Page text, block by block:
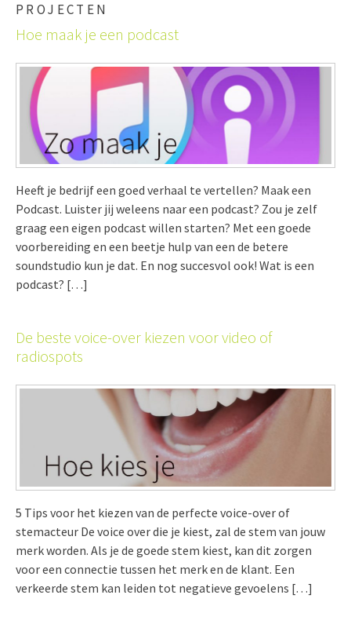
PROJECTEN
Hoe maak je een podcast
Heeft je bedrijf een goed verhaal te vertellen? Maak een
Podcast. Luister jij weleens naar een podcast? Zou je zelf
graag een eigen podcast willen starten? Met een goede
voorbereiding en een beetje hulp van een de betere
soundstudio kun je dat. En nog succesvol ook! Wat is een
podcast? […]
De beste voice-over kiezen voor video of
radiospots
5 Tips voor het kiezen van de perfecte voice-over of
stemacteur De voice over die je kiest, zal de stem van jouw
merk worden. Als je de goede stem kiest, kan dit zorgen
voor een connectie tussen het merk en de klant. Een
verkeerde stem kan leiden tot negatieve gevoelens […]